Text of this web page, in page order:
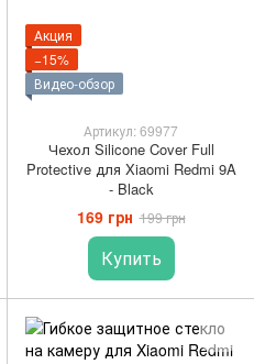
Акция
−15%
Видео-обзор
Артикул: 69977
Чехол Silicone Cover Full
Protective для Xiaomi Redmi 9A
- Black
169 грн 199 грн
Купить